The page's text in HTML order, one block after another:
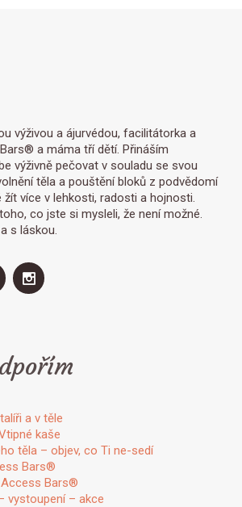
výživou a ájurvédou, facilitátorka a
a máma tří dětí. Přináším
výživně pečovat v souladu se svou
těla a pouštění bloků z podvědomí
žít více v lehkosti, radosti a hojnosti.
co jste si mysleli, že není možné.
s láskou.
a v těle
kaše
těla – objev, co Ti ne-sedí
Bars®
Bars®
vystoupení – akce